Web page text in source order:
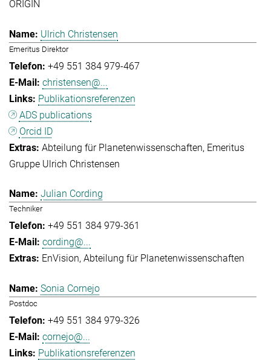
ORIGIN
Ulrich Christensen
Emeritus Direktor
+49 551 384 979-467
christensen@...
Publikationsreferenzen
ADS publications
Orcid ID
Abteilung für Planetenwissenschaften Emeritus
Gruppe Ulrich Christensen
Julian Cording
Techniker
+49 551 384 979-361
cording@...
EnVision Abteilung für Planetenwissenschaften
Sonia Cornejo
Postdoc
+49 551 384 979-326
cornejo@...
Publikationsreferenzen